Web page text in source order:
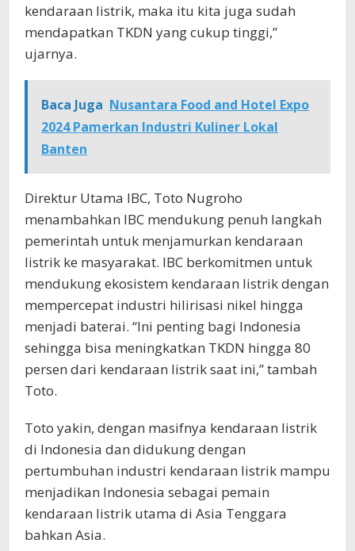
kendaraan listrik, maka itu kita juga sudah
mendapatkan TKDN yang cukup tinggi,”
ujarnya.
Baca Juga Nusantara Food and Hotel Expo
2024 Pamerkan Industri Kuliner Lokal
Banten
Direktur Utama IBC, Toto Nugroho
menambahkan IBC mendukung penuh langkah
pemerintah untuk menjamurkan kendaraan
listrik ke masyarakat. IBC berkomitmen untuk
mendukung ekosistem kendaraan listrik dengan
mempercepat industri hilirisasi nikel hingga
menjadi baterai. “Ini penting bagi Indonesia
sehingga bisa meningkatkan TKDN hingga 80
persen dari kendaraan listrik saat ini,” tambah
Toto.
Toto yakin, dengan masifnya kendaraan listrik
di Indonesia dan didukung dengan
pertumbuhan industri kendaraan listrik mampu
menjadikan Indonesia sebagai pemain
kendaraan listrik utama di Asia Tenggara
bahkan Asia.